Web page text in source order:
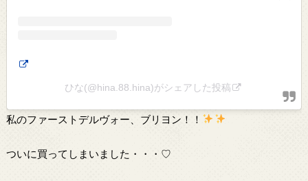
ひな️️️(@hina.88.hina)がシェアした投稿
私のファーストデルヴォー、ブリヨン！！
ついに買ってしまいました・・・♡